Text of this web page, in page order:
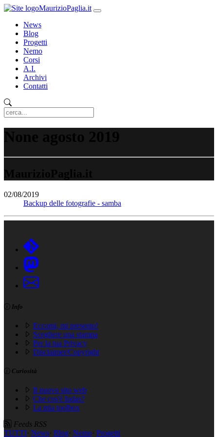
MaurizioPaglia.it
News
Blog
Progetti
Nemo
Corsi
A.I.
Archivi
Contatti
02/08/2019
Backup delle fotografie - samba
Info
Eccomi, mi presento!
Scegliere una stampa
Per la tua Privacy
Disclaimer/Copyright
Curiosità
Il nuovo sito web
Che cos'è Iudas?
La mia toolbox
Feeds RSS
TUTTI· News· Blog· Nemo· Progetti